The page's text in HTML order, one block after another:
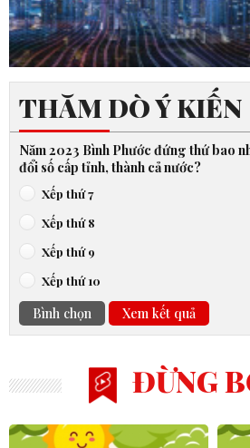
THĂM DÒ Ý KIẾN
Năm 2023 Bình Phước đứng thứ bao
đổi số cấp tỉnh, thành cả nước?
Xếp thứ 7
Xếp thứ 8
Xếp thứ 9
Xếp thứ 10
Bình chọn Xem kết quả
ĐỪNG